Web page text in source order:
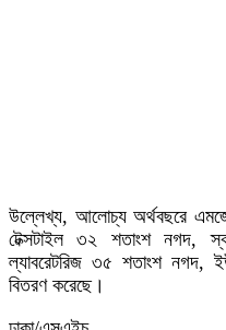
উল্লেখ্য, আলোচ্য অর্থবছরে
টেক্সটাইল ৩২ শতাংশ নগদ,
ল্যাবরেটরিজ ৩৫ শতাংশ নগদ,
বিতরণ করেছে।